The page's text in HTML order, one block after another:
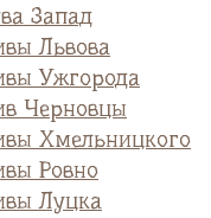
Запад
Львова
Ужгорода
Черновцы
Хмельницкого
Ровно
Луцка